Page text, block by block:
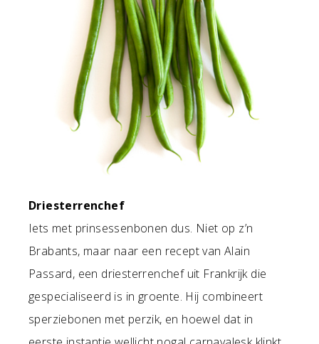
Driesterrenchef
Iets met prinsessenbonen dus. Niet op z’n
Brabants, maar naar een recept van Alain
Passard, een driesterrenchef uit Frankrijk die
gespecialiseerd is in groente. Hij combineert
sperziebonen met perzik, en hoewel dat in